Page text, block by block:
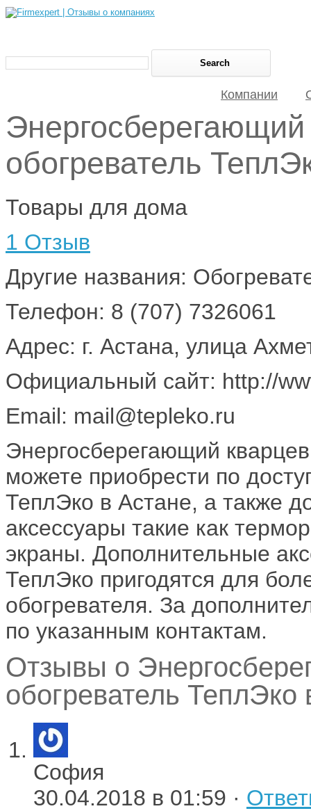
Компании
обогреватель
Товары для дома
1 Отзыв
Другие названия:
Телефон: 8 (707) 7326061
Адрес: г. Астана, улица
Официальный сайт: http://
Email: mail@tepleko.ru
Энергосберегающий
можете приобрести по
ТеплЭко в Астане, а также
аксессуары такие как
экраны. Дополнительные
ТеплЭко пригодятся для
обогревателя. За
по указанным контактам.
Отзывы о
обогреватель ТеплЭко
София
30.04.2018 в 01:59 ·